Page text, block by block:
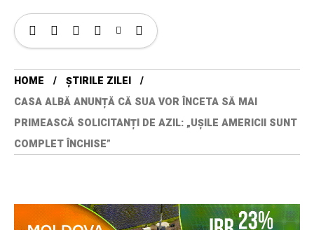
HOME
ȘTIRILE ZILEI
CASA ALBĂ ANUNȚĂ CĂ SUA VOR ÎNCETA SĂ MAI
PRIMEASCĂ SOLICITANȚI DE AZIL: „UȘILE AMERICII SUNT
COMPLET ÎNCHISE”